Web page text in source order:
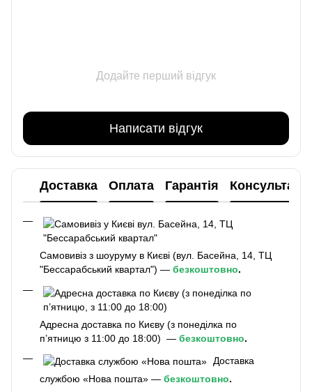
Додайте перший відгук
Написати відгук
Доставка Оплата Гарантія Консультація
Самовивіз з шоуруму в Києві (вул. Басейна, 14, ТЦ
"Бессарабський квартал") — безкоштовно.
Адресна доставка по Києву (з понеділка по
п’ятницю з 11:00 до 18:00) — безкоштовно.
Доставка
службою «Нова пошта» — безкоштовно.